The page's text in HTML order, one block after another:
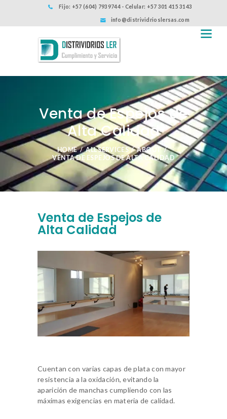
Fijo: +57 (604) 7939744 - Celular: +57 301 415 3143
info@distrividrioslersas.com
Venta de Espejos de
Alta Calidad
HOME ALL SERVICES
ABOUT
VENTA DE ESPEJOS DE ALTA CALIDAD
Venta de Espejos de
Alta Calidad
Cuentan con varias capas de plata con mayor
resistencia a la oxidación, evitando la
aparición de manchas cumpliendo con las
máximas exigencias en materia de calidad.